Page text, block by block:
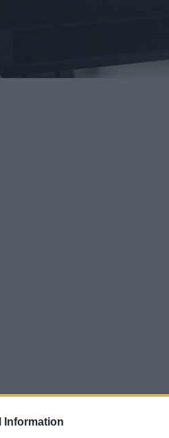
Information